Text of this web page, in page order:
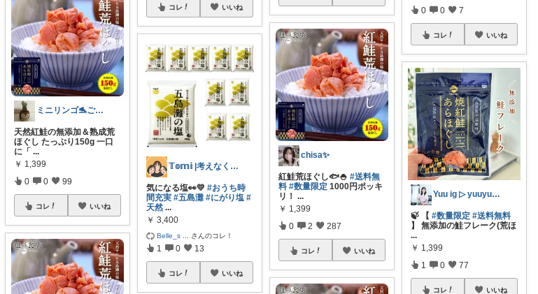
ミニリンゴ🐬ご縁に感謝🌻ありがとう
天然紅鮭の無添加＆熟成荒
ほぐし たっぷり150g 一口
に「 ...
￥ 1,399
0 0 99
コレ いいね
コレ いいね
𝕋𝕠𝕞𝕚 |考えなくていい暮らし
気になる塩👀💛#おうち時
間充実 #五島灘 #にがり塩 #
天然 ...
￥ 3,400
Belle_s さんのコレ！
1 0 13
コレ いいね
chisa✨
紅鮭荒ほぐし🐟🍚#送料無
料 #数量限定 1000円ポッキ
リ！ ...
￥ 1,399
0 2 287
コレ いいね
0 0 7
コレ いいね
Yuu ig ▷ yuuyuu514
🍃 【#数量限定 #送料無料
】 無添加の鮭フレーク(荒ほ
...
￥ 1,399
1 0 77
コレ いいね